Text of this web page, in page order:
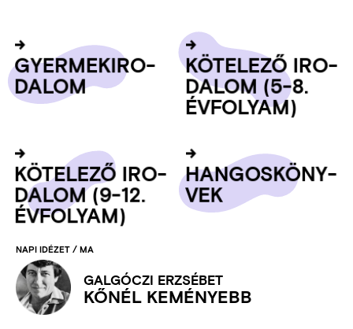
GYER­MEK­IRO­
DA­LOM
KÖ­TE­LE­ZŐ IRO­
DA­LOM (5-8.
ÉV­FO­LYAM)
KÖ­TE­LE­ZŐ IRO­
DA­LOM (9-12.
ÉV­FO­LYAM)
HAN­GOS­KÖNY­
VEK
NAPI IDÉZET / MA
GALGÓCZI ERZSÉBET
KŐNÉL KEMÉNYEBB